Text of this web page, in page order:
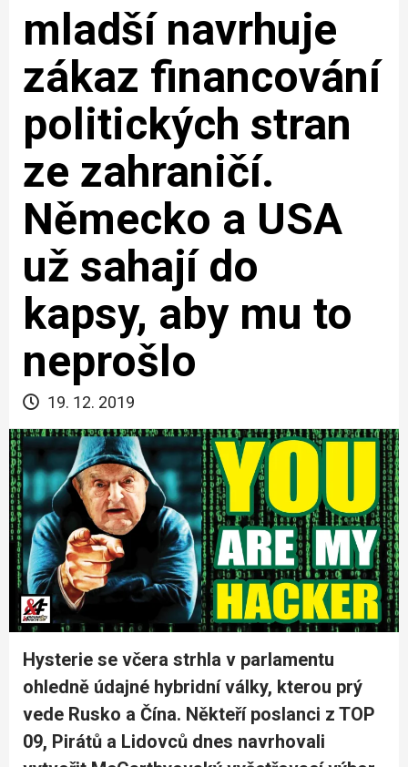
mladší navrhuje
zákaz financování
politických stran
ze zahraničí.
Německo a USA
už sahají do
kapsy, aby mu to
neprošlo
19. 12. 2019
Hysterie se včera strhla v parlamentu
ohledně údajné hybridní války, kterou prý
vede Rusko a Čína. Někteří poslanci z TOP
09, Pirátů a Lidovců dnes navrhovali